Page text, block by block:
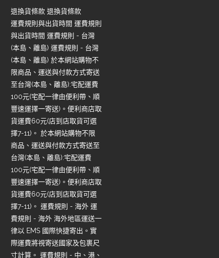
退換貨條款 退換貨條款
運費規則與出貨時間 運費規則
與出貨時間 運費規則 - 台灣
(本島、離島) 運費規則 - 台灣
(本島、離島) 於本網站購物不
限商品、運送與付款方式寄送
至台灣(本島、離島):宅配運費
100元(宅配一律由便利帶、順
豐速運擇一寄送)。便利商店取
貨運費60元(店到店取貨可選
擇7-11)。 於本網站購物不限
商品、運送與付款方式寄送至
台灣(本島、離島):宅配運費
100元(宅配一律由便利帶、順
豐速運擇一寄送)。便利商店取
貨運費60元(店到店取貨可選
擇7-11)。 運費規則 - 海外 運
費規則 - 海外 海外地區運送一
律以 EMS 國際快捷寄出。實
際運費將視寄送國家及包裹尺
寸計算。 運費規則 - 中、港、